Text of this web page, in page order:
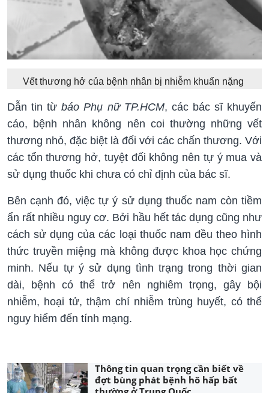
Vết thương hở của bệnh nhân bị nhiễm khuẩn nặng
Dẫn tin từbáo Phụ nữ TP.HCM, các bác sĩ khuyến
cáo, bệnh nhân không nên coi thường những vết
thương nhỏ, đặc biệt là đối với các chấn thương. Với
các tổn thương hở, tuyệt đối không nên tự ý mua và
sử dụng thuốc khi chưa có chỉ định của bác sĩ.
Bên cạnh đó, việc tự ý sử dụng thuốc nam còn tiềm
ẩn rất nhiều nguy cơ. Bởi hầu hết tác dụng cũng như
cách sử dụng của các loại thuốc nam đều theo hình
thức truyền miệng mà không được khoa học chứng
minh. Nếu tự ý sử dụng tình trạng trong thời gian
dài, bệnh có thể trở nên nghiêm trọng, gây bội
nhiễm, hoại tử, thậm chí nhiễm trùng huyết, có thể
nguy hiểm đến tính mạng.
Thông tin quan trọng cần biết về
đợt bùng phát bệnh hô hấp bất